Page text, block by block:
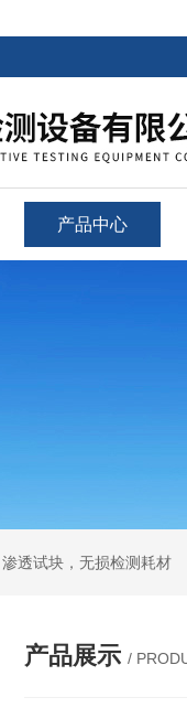
产品中心
透试块，无损检测耗材
产品展示 /